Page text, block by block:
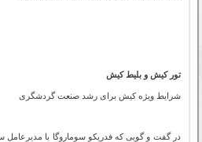
تور کیش و بلیط کیش
شرایط ویژه كيش برای رشد صنعت گردشگری
در گفت و گویی که فدریکو سوماروگا با مدیرعامل